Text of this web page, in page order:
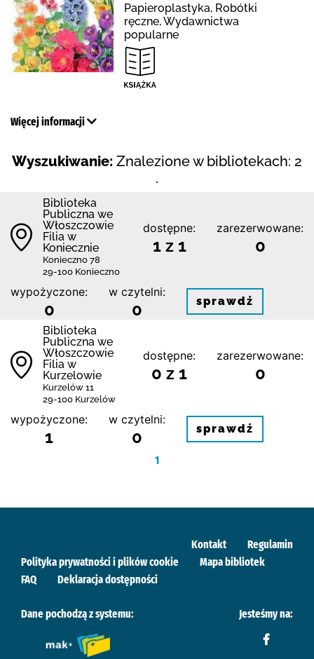
Papieroplastyka, Robótki
ręczne, Wydawnictwa
popularne
Więcej informacji
Wyszukiwanie: Znalezione w bibliotekach: 2
.
Biblioteka
Publiczna we
Włoszczowie
Filia w
Koniecznie
Konieczno 78
29-100 Konieczno
dostępne:
1 z 1
zarezerwowane:
0
wypożyczone:
0
w czytelni:
0 sprawdź
Biblioteka
Publiczna we
Włoszczowie
Filia w
Kurzelowie
Kurzelów 11
29-100 Kurzelów
dostępne:
0 z 1
zarezerwowane:
0
wypożyczone:
1
w czytelni:
0 sprawdź
1
Kontakt
Regulamin
Polityka prywatności i plików cookie
Mapa bibliotek
FAQ
Deklaracja dostępności
Dane pochodzą z systemu: Jesteśmy na: